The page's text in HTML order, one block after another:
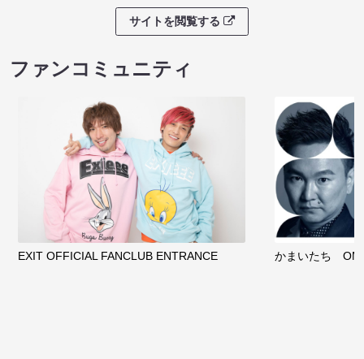
サイトを閲覧する
ファンコミュニティ
EXIT OFFICIAL FANCLUB ENTRANCE かまいたち